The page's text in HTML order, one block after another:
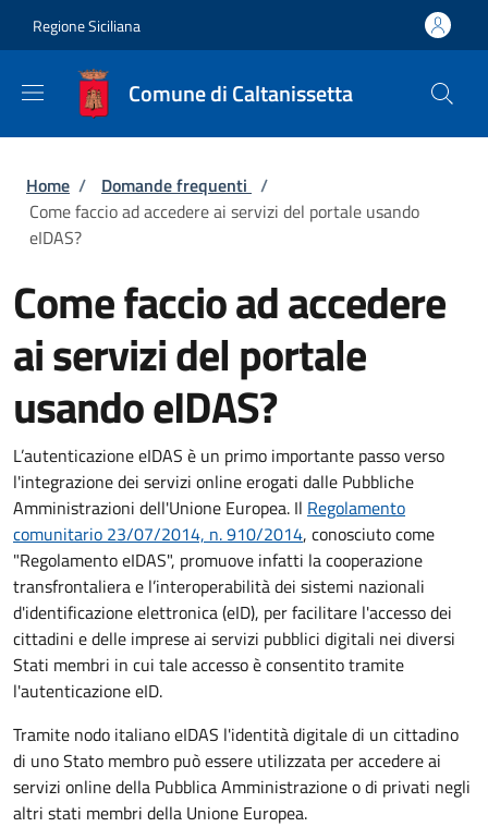
Regione Siciliana
Comune di Caltanissetta
Briciole di pane
Home / Domande frequenti /
Come faccio ad accedere ai servizi del portale usando
eIDAS?
Come faccio ad accedere
ai servizi del portale
usando eIDAS?
L’autenticazione eIDAS è un primo importante passo verso
l'integrazione dei servizi online erogati dalle Pubbliche
Amministrazioni dell'Unione Europea. Il Regolamento
comunitario 23/07/2014, n. 910/2014, conosciuto come
"Regolamento eIDAS", promuove infatti la cooperazione
transfrontaliera e l’interoperabilità dei sistemi nazionali
d'identificazione elettronica (eID), per facilitare l'accesso dei
cittadini e delle imprese ai servizi pubblici digitali nei diversi
Stati membri in cui tale accesso è consentito tramite
l'autenticazione eID.
Tramite nodo italiano eIDAS l'identità digitale di un cittadino
di uno Stato membro può essere utilizzata per accedere ai
servizi online della Pubblica Amministrazione o di privati negli
altri stati membri della Unione Europea.